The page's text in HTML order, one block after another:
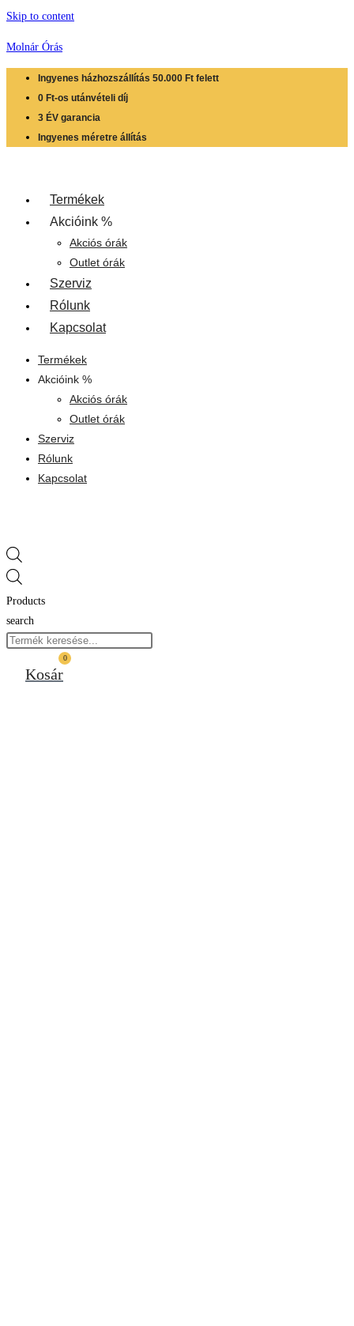
Skip to content
Molnár Órás
Ingyenes házhozszállítás 50.000 Ft felett
0 Ft-os utánvételi díj
3 ÉV garancia
Ingyenes méretre állítás
Termékek
Akcióink %
Akciós órák
Outlet órák
Szerviz
Rólunk
Kapcsolat
Termékek
Akcióink %
Akciós órák
Outlet órák
Szerviz
Rólunk
Kapcsolat
Products
search
0
Kosár